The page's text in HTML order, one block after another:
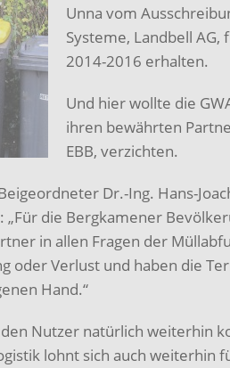
Unna vom
Systeme, Landbell
2014-2016 erhalten.
Und hier wollte die
ihren bewährten
EBB, verzichten.
Dr.-Ing. Hans-
die Bergkamener
in allen Fragen der
oder Verlust und haben die
Hand.“
Nutzer natürlich weiterhin
lohnt sich auch weiterhin